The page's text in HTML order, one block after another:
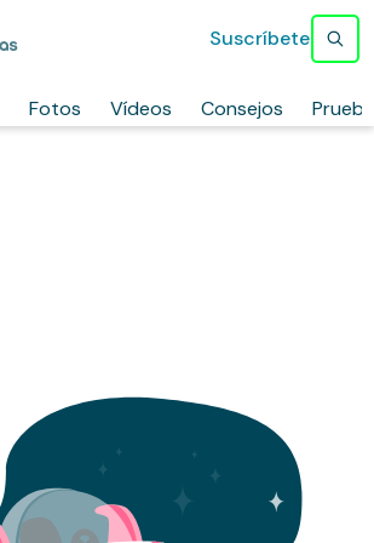
Fotos Vídeos Consejos
Suscríbete